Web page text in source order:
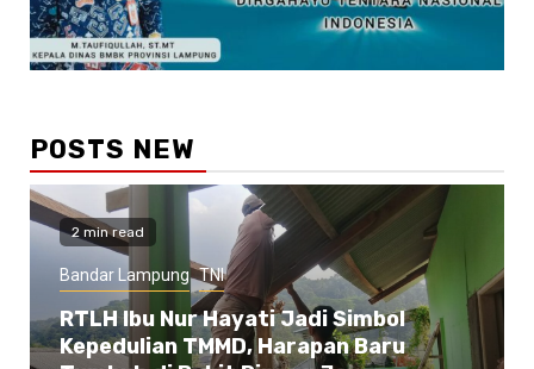
POSTS NEW
2 min read
Bandar Lampung TNI
RTLH Ibu Nur Hayati Jadi Simbol
Kepedulian TMMD, Harapan Baru